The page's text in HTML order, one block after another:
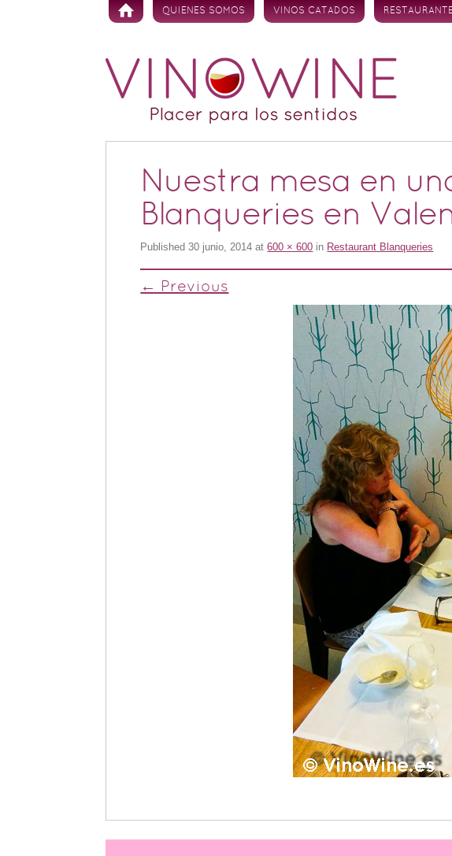
Skip to content
QUIENES SOMOS VINOS CATADOS
Nuestra mesa en
Blanqueries en
Published30 junio, 2014 at600 × 600 in Restaurant Blanqueries
← Previous